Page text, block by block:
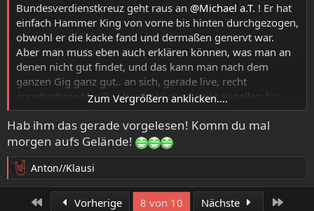
Bundesverdienstkreuz geht raus an @Michael a.T. ! Er hat
einfach Hammer King von vorne bis hinten durchgezogen,
obwohl er die kacke fand und dermaßen genervt war.
Aber man muss eben auch erklären können, was man an
denen nicht gut findet, und das kann man nach dem
ganzen Gig ganz gut.. an sich, gerade live, recht
annehmbare Musik. Aber fröhliche Power Kapellen für
Massen Metaller zieht halt nicht. Besonders gut muss man
aber den Sound hervorheben und dass anscheinend nen
Sohnemann mitzocken durfte, nen recht junger Bursche.
Zum Vergrößern anklicken....
Hab ihm das gerade vorgelesen! Komm du mal
morgen aufs Gelände!
R
e
Anton//Klausi
Erste Vorherige 8 von 10 Nächste